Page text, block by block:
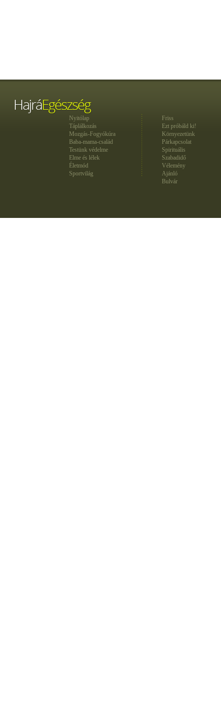
Nyitólap
Táplálkozás
Mozgás-Fogyókúra
Baba-mama-család
Testünk védelme
Elme és lélek
Életmód
Sportvilág
Friss
Ezt próbáld ki!
Környezetünk
Párkapcsolat
Spirituális
Szabadidő
Vélemény
Ajánló
Bulvár